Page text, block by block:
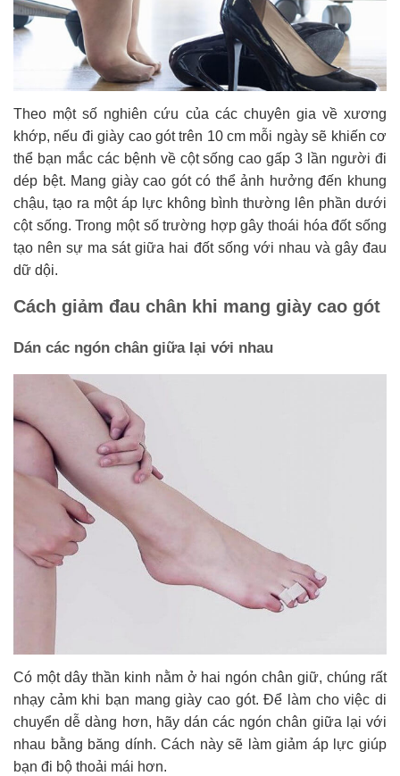
Theo một số nghiên cứu của các chuyên gia về xương
khớp, nếu đi giày cao gót trên 10 cm mỗi ngày sẽ khiến cơ
thể bạn mắc các bệnh về cột sống cao gấp 3 lần người đi
dép bệt. Mang giày cao gót có thể ảnh hưởng đến khung
chậu, tạo ra một áp lực không bình thường lên phần dưới
cột sống. Trong một số trường hợp gây thoái hóa đốt sống
tạo nên sự ma sát giữa hai đốt sống với nhau và gây đau
dữ dội.
Cách giảm đau chân khi mang giày cao gót
Dán các ngón chân giữa lại với nhau
Có một dây thần kinh nằm ở hai ngón chân giữ, chúng rất
nhạy cảm khi bạn mang giày cao gót. Để làm cho việc di
chuyển dễ dàng hơn, hãy dán các ngón chân giữa lại với
nhau bằng băng dính. Cách này sẽ làm giảm áp lực giúp
bạn đi bộ thoải mái hơn.